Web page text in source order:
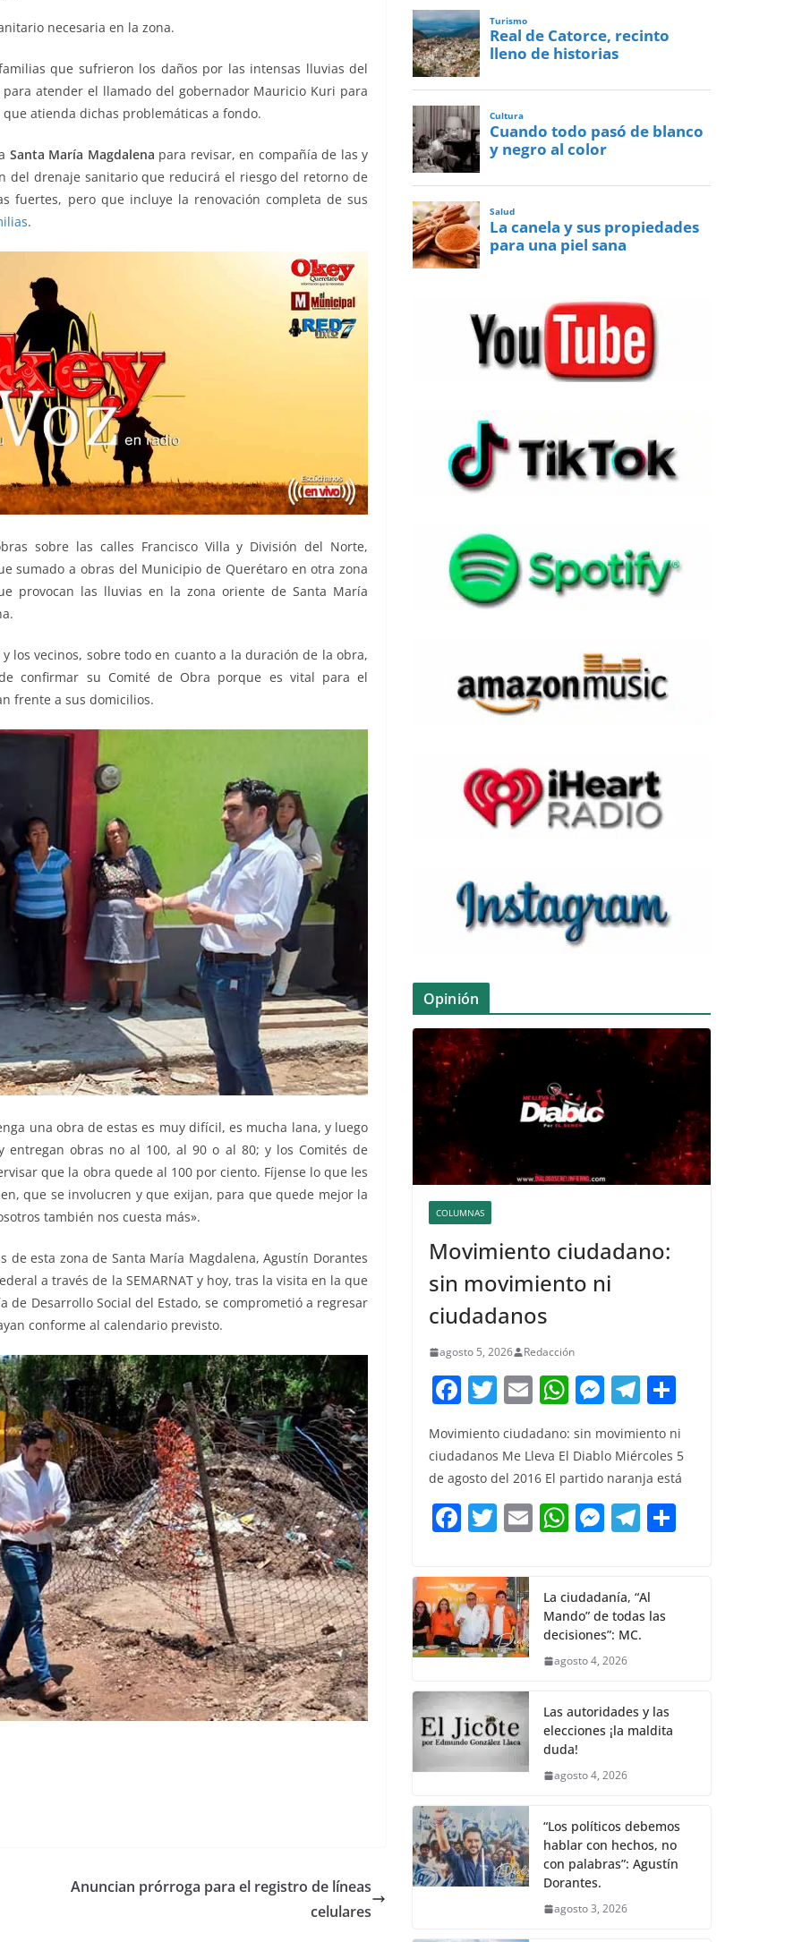
necesaria en la zona.
que sufrieron los daños por las intensas lluvias del
atender el llamado del gobernador Mauricio Kuri para
atienda dichas problemáticas a fondo.
Santa María Magdalena para revisar, en compañía de las y
del drenaje sanitario que reducirá el riesgo del retorno de
fuertes, pero que incluye la renovación completa de sus
.
sobre las calles Francisco Villa y División del Norte,
sumado a obras del Municipio de Querétaro en otra zona
provocan las lluvias en la zona oriente de Santa María
los vecinos, sobre todo en cuanto a la duración de la obra,
confirmar su Comité de Obra porque es vital para el
frente a sus domicilios.
una obra de estas es muy difícil, es mucha lana, y luego
obras no al 100, al 90 o al 80; y los Comités de
que la obra quede al 100 por ciento. Fíjense lo que les
que se involucren y que exijan, para que quede mejor la
también nos cuesta más».
de esta zona de Santa María Magdalena, Agustín Dorantes
a través de la SEMARNAT y hoy, tras la visita en la que
de Desarrollo Social del Estado, se comprometió a regresar
conforme al calendario previsto.
Anuncian prórroga para el registro de líneas
celulares
Opinión
COLUMNAS
Movimiento ciudadano:
sin movimiento ni
ciudadanos
agosto 5, 2026 Redacción
F
a
c
e
b
o
k
T
w
itt
er
E
m
ai
l
W
h
at
s
A
p
M
ss
e
n
g
T
e
gr
a
m
o
m
p
Movimiento ciudadano: sin movimiento ni
ciudadanos Me Lleva El Diablo Miércoles 5
de agosto del 2016 El partido naranja está
F
c
e
b
o
o
k
T
itt
er
E W
s
A
p
M
e
n
g
T
gr
a
La ciudadanía, “Al
Mando” de todas las
decisiones”: MC.
agosto 4, 2026
Las autoridades y las
elecciones ¡la maldita
duda!
agosto 4, 2026
“Los políticos debemos
hablar con hechos, no
con palabras”: Agustín
Dorantes.
agosto 3, 2026